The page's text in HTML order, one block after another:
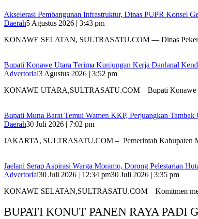
Akselerasi Pembangunan Infrastruktur, Dinas PUPR Konsel
Daerah5 Agustus 2026 | 3:43 pm
KONAWE SELATAN, SULTRASATU.COM — Dinas
Bupati Konawe Utara Terima Kunjungan Kerja Danlanal
Advertorial3 Agustus 2026 | 3:52 pm
‎KONAWE UTARA,SULTRASATU.COM – Bupati
‎Bupati Muna Barat Temui Wamen KKP, Perjuangkan
Daerah30 Juli 2026 | 7:02 pm
‎JAKARTA, SULTRASATU.COM – Pemerintah Kabupaten
Jaelani Serap Aspirasi Warga Moramo, Dorong Pelestarian
Advertorial30 Juli 2026 | 12:34 pm30 Juli 2026 | 3:35 pm
KONAWE SELATAN,SULTRASATU.COM – Komitmen
BUPATI KONUT PANEN RAYA PADI